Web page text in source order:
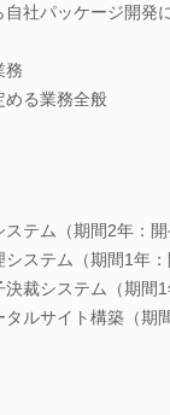
社パッケージ開発
務
める業務全般
ステム（期間2年：開
システム（期間1年：
決裁システム（期間
タルサイト構築（期